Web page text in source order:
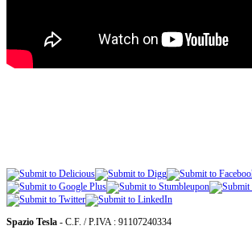
Spazio Tesla - C.F. / P.IVA : 91107240334